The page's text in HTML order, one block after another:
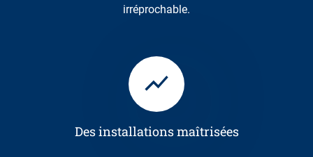
irréprochable.
Des installations maîtrisées